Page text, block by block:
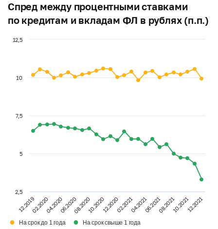
Спред между процентными ставками
по кредитам и вкладам ФЛ в рублях (п.п.)
12.201902.202004.202006.202008.202010.202012.202002.202104.202106.202108.202110.202112.2021
2,5
5
7,5
10
12,5
● На срок до 1 года ● На срок свыше 1 года